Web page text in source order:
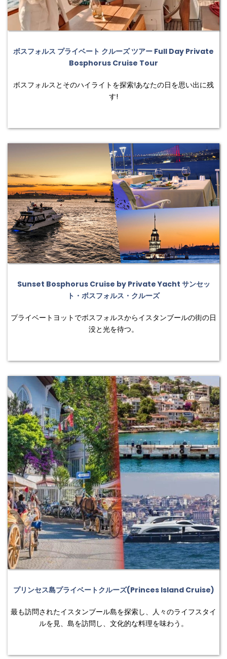
ボスフォルス プライベート クルーズ ツアー Full Day Private
Bosphorus Cruise Tour
ボスフォルスとそのハイライトを探索!あなたの日を思い出に残
す!
Sunset Bosphorus Cruise by Private Yacht サンセッ
ト・ボスフォルス・クルーズ
プライベートヨットでボスフォルスからイスタンブールの街の日
没と光を待つ。
プリンセス島プライベートクルーズ(Princes Island Cruise)
最も訪問されたイスタンブール島を探索し、人々のライフスタイ
ルを見、島を訪問し、文化的な料理を味わう。